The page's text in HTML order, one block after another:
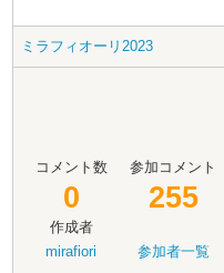
ミラフィオーリ2023
コメント数
0
作成者
mirafiori
参加コメント
255
参加者一覧